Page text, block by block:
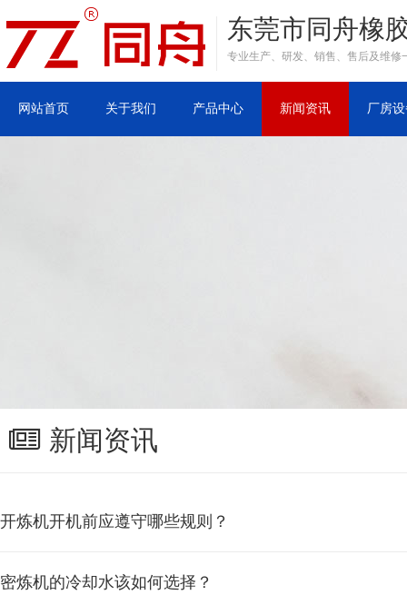
东莞市同舟橡
专业生产、研发、销售、售后及维修
网站首页 关于我们 产品中心 新闻资讯 厂房
新闻资讯
开炼机开机前应遵守哪些规则？
密炼机的冷却水该如何选择？